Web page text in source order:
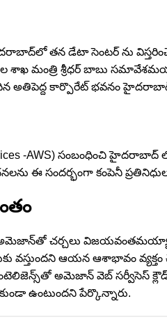
తన డేటా సెంటర్ ను విస్తరించే
శాఖ మంత్రి శ్రీధర్ బాబు
అతిపెద్ద కార్పొరేట్ భవనం
-AWS) సంబంధించి
ఈ సందర్భంగా కంపెనీ ప్రతినిధులు
అమెజాన్‌తో చర్చలు
వస్తుందని ఆయ‌న‌ ఆశాభావం
అమెజాన్ వెబ్ సర్వీసెస్ క్లౌడ్
ఉంటుందని పేర్కొన్నారు.